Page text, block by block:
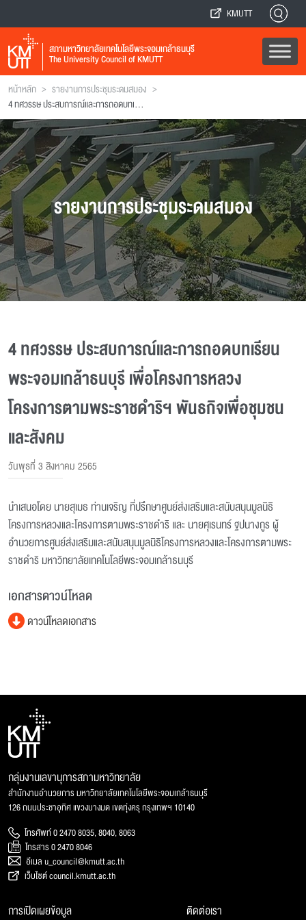
KMUTT
สภามหาวิทยาลัยเทคโนโลยีพระจอมเกล้าธนบุรี
The University Council of KMUTT
หน้าหลัก > รายงานการประชุมระดมสมอง >
4 ทศวรรษ ประสบการณ์และการถอดบทเรียนพระจอมเกล้าธนบุรี เพื่อโครงการหลวง โครงการตามพระราชดำริฯ พันธกิจเพื่อชุมชนและสังคม
รายงานการประชุมระดมสมอง
4 ทศวรรษ ประสบการณ์และการถอดบทเรียน
พระจอมเกล้าธนบุรี เพื่อโครงการหลวง
โครงการตามพระราชดำริฯ พันธกิจเพื่อชุมชน
และสังคม
วันพุธที่ 3 สิงหาคม 2565
นำเสนอโดย นายสุเมธ ท่านเจริญ ที่ปรึกษาศูนย์ส่งเสริมและสนับสนุนมูลนิธิ
โครงการหลวงและโครงการตามพระราชดำริ และ นายศุเรนทร์ ฐปนางกูร ผู้
อำนวยการศูนย์ส่งเสริมและสนับสนุนมูลนิธิโครงการหลวงและโครงการตามพระ
ราชดำริ มหาวิทยาลัยเทคโนโลยีพระจอมเกล้าธนบุรี
เอกสารดาวน์โหลด
ดาวน์โหลดเอกสาร
กลุ่มงานเลขานุการสภามหาวิทยาลัย
สำนักงานอำนวยการ มหาวิทยาลัยเทคโนโลยีพระจอมเกล้าธนบุรี
126 ถนนประชาอุทิศ แขวงบางมด เขตทุ่งครุ กรุงเทพฯ 10140
โทรศัพท์ 0 2470 8035, 8040, 8063
โทรสาร 0 2470 8046
อีเมล u_council@kmutt.ac.th
เว็บไซต์ council.kmutt.ac.th
การเปิดเผยข้อมูล ติดต่อเรา